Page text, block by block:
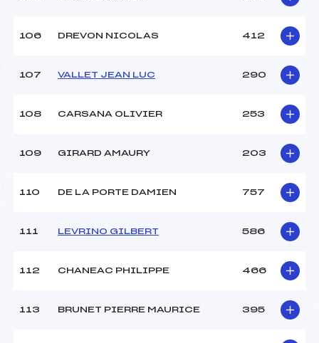
106 DREVON NICOLAS 412
107 VALLET JEAN LUC 290
108 CARSANA OLIVIER 253
109 GIRARD AMAURY 203
110 DE LA PORTE DAMIEN 757
111 LEVRINO GILBERT 586
112 CHANEAC PHILIPPE 466
113 BRUNET PIERRE MAURICE 395